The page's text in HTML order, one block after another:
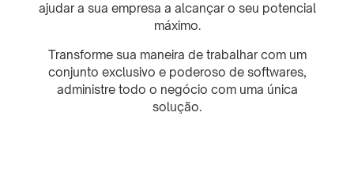
ajudar a sua empresa a alcançar o seu potencial
máximo.
Transforme sua maneira de trabalhar com um
conjunto exclusivo e poderoso de softwares,
administre todo o negócio com uma única
solução.